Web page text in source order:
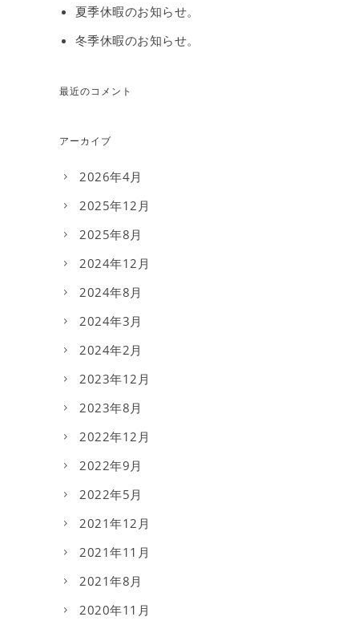
夏季休暇のお知らせ。
冬季休暇のお知らせ。
最近のコメント
アーカイブ
2026年4月
2025年12月
2025年8月
2024年12月
2024年8月
2024年3月
2024年2月
2023年12月
2023年8月
2022年12月
2022年9月
2022年5月
2021年12月
2021年11月
2021年8月
2020年11月